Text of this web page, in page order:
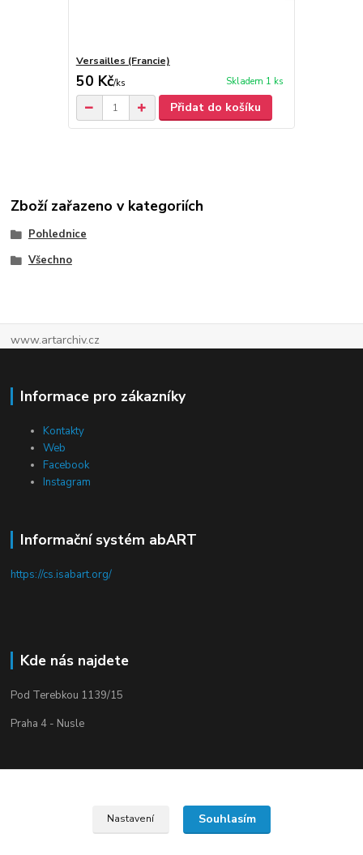
Versailles (Francie)
50 Kč/ks Skladem 1 ks
Přidat do košíku
Zboží zařazeno v kategoriích
Pohlednice
Všechno
www.artarchiv.cz
Informace pro zákazníky
Kontakty
Web
Facebook
Instagram
Informační systém abART
https://cs.isabart.org/
Kde nás najdete
Pod Terebkou 1139/15
Praha 4 - Nusle
Upravit sběr cookies.
Nastavení Souhlasím